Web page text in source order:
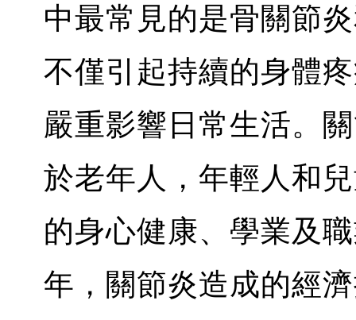
中最常見的是骨關節
不僅引起持續的身體
嚴重影響日常生活。
於老年人，年輕人和
的身心健康、學業及
年，關節炎造成的經